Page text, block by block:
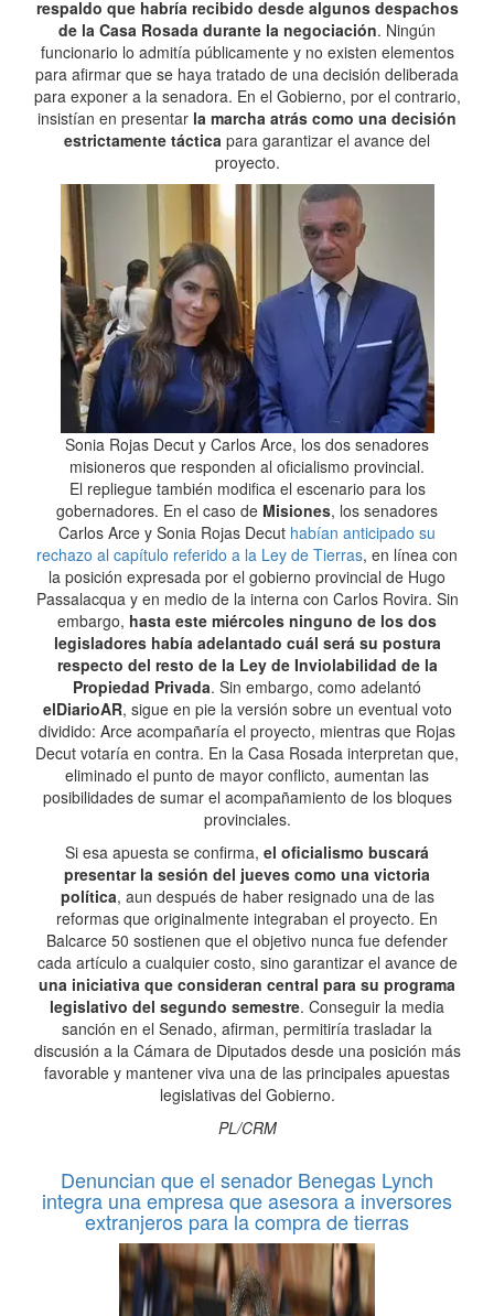
respaldo que habría recibido desde algunos despachos
de la Casa Rosada durante la negociación. Ningún
funcionario lo admitía públicamente y no existen elementos
para afirmar que se haya tratado de una decisión deliberada
para exponer a la senadora. En el Gobierno, por el contrario,
insistían en presentar la marcha atrás como una decisión
estrictamente táctica para garantizar el avance del
proyecto.
Sonia Rojas Decut y Carlos Arce, los dos senadores
misioneros que responden al oficialismo provincial.
El repliegue también modifica el escenario para los
gobernadores. En el caso de Misiones, los senadores
Carlos Arce y Sonia Rojas Decut habían anticipado su
rechazo al capítulo referido a la Ley de Tierras, en línea con
la posición expresada por el gobierno provincial de Hugo
Passalacqua y en medio de la interna con Carlos Rovira. Sin
embargo, hasta este miércoles ninguno de los dos
legisladores había adelantado cuál será su postura
respecto del resto de la Ley de Inviolabilidad de la
Propiedad Privada. Sin embargo, como adelantó
elDiarioAR, sigue en pie la versión sobre un eventual voto
dividido: Arce acompañaría el proyecto, mientras que Rojas
Decut votaría en contra. En la Casa Rosada interpretan que,
eliminado el punto de mayor conflicto, aumentan las
posibilidades de sumar el acompañamiento de los bloques
provinciales.
Si esa apuesta se confirma, el oficialismo buscará
presentar la sesión del jueves como una victoria
política, aun después de haber resignado una de las
reformas que originalmente integraban el proyecto. En
Balcarce 50 sostienen que el objetivo nunca fue defender
cada artículo a cualquier costo, sino garantizar el avance de
una iniciativa que consideran central para su programa
legislativo del segundo semestre. Conseguir la media
sanción en el Senado, afirman, permitiría trasladar la
discusión a la Cámara de Diputados desde una posición más
favorable y mantener viva una de las principales apuestas
legislativas del Gobierno.
PL/CRM
Denuncian que el senador Benegas Lynch
integra una empresa que asesora a inversores
extranjeros para la compra de tierras